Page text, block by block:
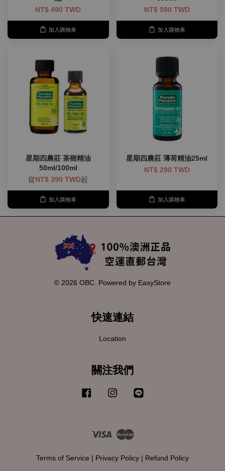
NT$ 490 TWD
加入購物車
NT$ 590 TWD
加入購物車
星期四農莊 茶樹精油
50ml/100ml
從NT$ 390 TWD起
加入購物車
星期四農莊 薄荷精油25ml
NT$ 290 TWD
加入購物車
© 2026 OBC. Powered by EasyStore
快速連結
Location
關注我們
Facebook Instagram
Visa Master
Terms of Service | Privacy Policy | Refund Policy